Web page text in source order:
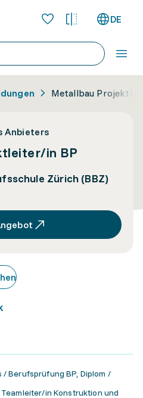
DE
Metallbau
Anbieters
in BP
Zürich (BBZ)
Berufsprüfung BP, Diplom /
in Konstruktion und